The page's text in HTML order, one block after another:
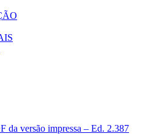
da versão impressa – Ed. 2.387